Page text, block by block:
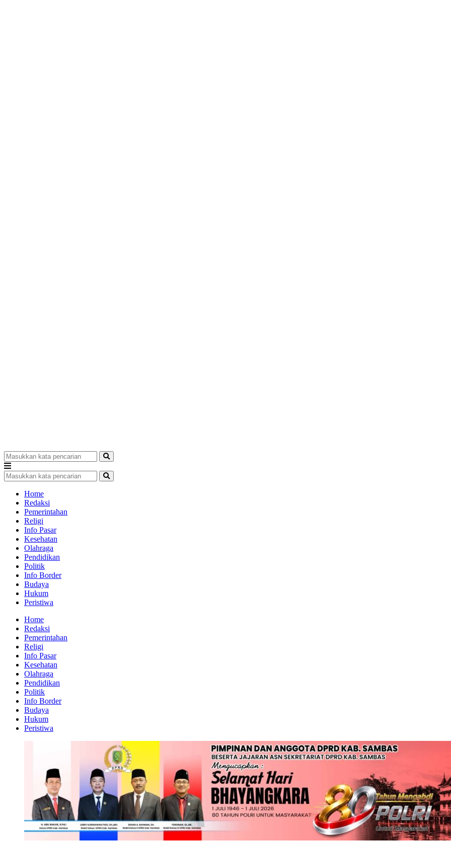
Home
Redaksi
Pemerintahan
Religi
Info Pasar
Kesehatan
Olahraga
Pendidikan
Politik
Info Border
Budaya
Hukum
Peristiwa
Home
Redaksi
Pemerintahan
Religi
Info Pasar
Kesehatan
Olahraga
Pendidikan
Politik
Info Border
Budaya
Hukum
Peristiwa